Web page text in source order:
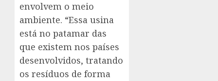
envolvem o meio
ambiente. “Essa usina
está no patamar das
que existem nos países
desenvolvidos, tratando
os resíduos de forma